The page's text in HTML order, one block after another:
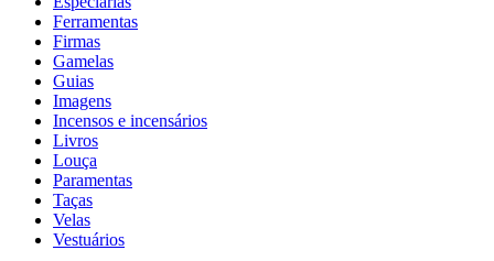
Ferramentas
Firmas
Gamelas
Guias
Imagens
Incensos e incensários
Livros
Louça
Paramentas
Taças
Velas
Vestuários